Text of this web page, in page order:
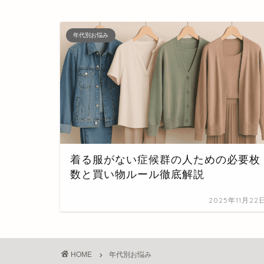
年代別お悩み
着る服がない症候群の人ための必要枚
数と買い物ルール徹底解説
2025年11月22
HOME 年代別お悩み